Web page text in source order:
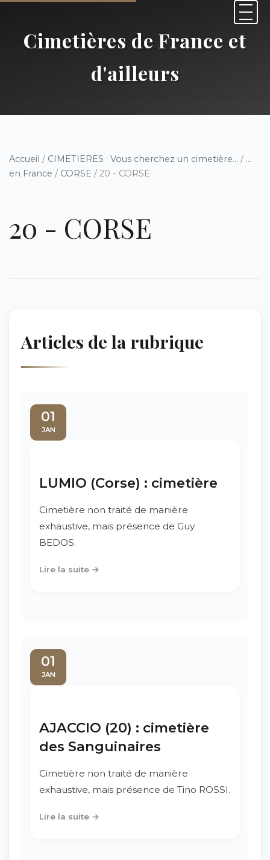
Cimetières de France et
d'ailleurs
Accueil / CIMETIERES : Vous cherchez un cimetière... / ...
en France / CORSE / 20 - CORSE
20 - CORSE
Articles de la rubrique
01
JAN
LUMIO (Corse) : cimetière
Cimetière non traité de manière
exhaustive, mais présence de Guy
BEDOS.
Lire la suite →
01
JAN
AJACCIO (20) : cimetière
des Sanguinaires
Cimetière non traité de manière
exhaustive, mais présence de Tino ROSSI.
Lire la suite →